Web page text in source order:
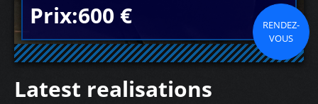
Prix:600 €
RENDEZ-
VOUS
Latest realisations